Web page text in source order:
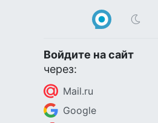
Войдите на сайт
через:
Mail.ru
Google